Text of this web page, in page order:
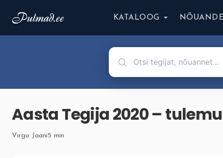
KATALOOG
Aasta Tegija 2020 –
Virgo Jaani5 min